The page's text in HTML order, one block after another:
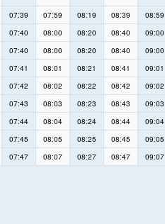
07:39 07:59 08:19 08:39 08:59
07:40 08:00 08:20 08:40 09:00
07:40 08:00 08:20 08:40 09:00
07:41 08:01 08:21 08:41 09:01
07:42 08:02 08:22 08:42 09:02
07:43 08:03 08:23 08:43 09:03
07:44 08:04 08:24 08:44 09:04
07:45 08:05 08:25 08:45 09:05
07:47 08:07 08:27 08:47 09:07